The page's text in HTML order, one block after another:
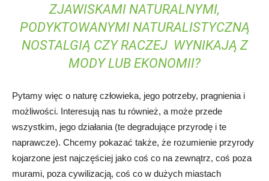
ZJAWISKAMI NATURALNYMI,
PODYKTOWANYMI NATURALISTYCZNĄ
NOSTALGIĄ CZY RACZEJ WYNIKAJĄ Z
MODY LUB EKONOMII?
Pytamy więc o naturę człowieka, jego potrzeby, pragnienia i
możliwości. Interesują nas tu również, a może przede
wszystkim, jego działania (te degradujące przyrodę i te
naprawcze). Chcemy pokazać także, że rozumienie przyrody
kojarzone jest najczęściej jako coś co na zewnątrz, coś poza
murami, poza cywilizacją, coś co w dużych miastach